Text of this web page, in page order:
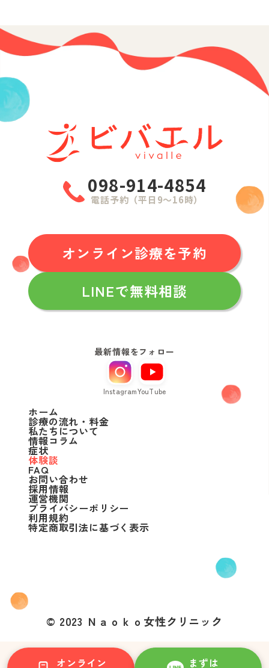
オンライン
まずは
098-914-4854
電話予約（平日9〜16時）
オンライン診療を予約
LINEで無料相談
最新情報をフォロー
InstagramYouTube
ホーム
診療の流れ・料金
私たちについて
情報コラム
症状
体験談
FAQ
お問い合わせ
採用情報
運営機関
プライバシーポリシー
利用規約
特定商取引法に基づく表示
© 2023 Ｎａｏｋｏ女性クリニック